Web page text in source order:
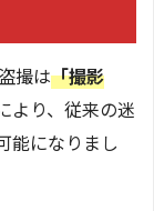
撮は「撮影
より、従来の迷
能になりまし